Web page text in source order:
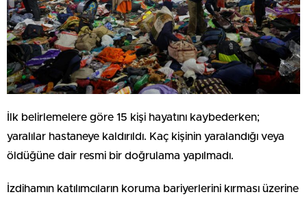
İlk belirlemelere göre 15 kişi hayatını kaybederken;
yaralılar hastaneye kaldırıldı. Kaç kişinin yaralandığı veya
öldüğüne dair resmi bir doğrulama yapılmadı.
İzdihamın katılımcıların koruma bariyerlerini kırması üzerine